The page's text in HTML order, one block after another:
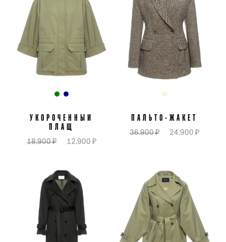
УКОРОЧЕННЫЙ
ПЛАЩ
18.900 ₽ 12.900 ₽
ПАЛЬТО-ЖАКЕТ
36.900 ₽ 24.900 ₽